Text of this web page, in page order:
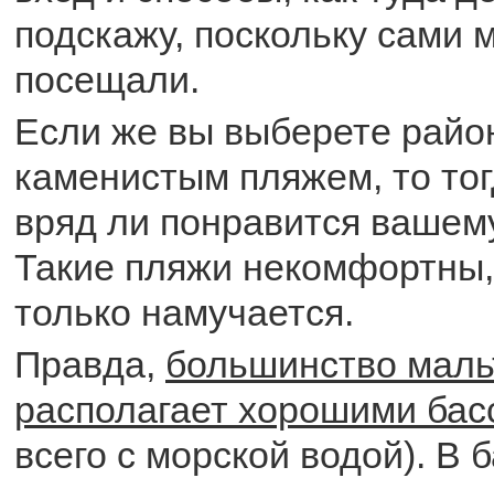
подскажу, поскольку сами
посещали.
Если же вы выберете
каменистым пляжем, то
вряд ли понравится
Такие пляжи
только намучается.
Правда, большинство
располагает хорошими
всего с морской водой). В